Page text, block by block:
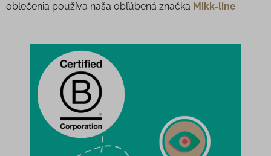
oblečenia používa naša obľúbená značka Mikk-line.